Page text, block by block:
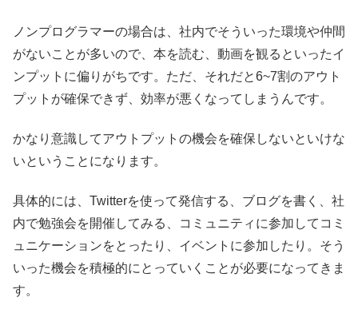
ノンプログラマーの場合は、社内でそういった環境や仲間
がないことが多いので、本を読む、動画を観るといったイ
ンプットに偏りがちです。ただ、それだと6~7割のアウト
プットが確保できず、効率が悪くなってしまうんです。
かなり意識してアウトプットの機会を確保しないといけな
いということになります。
具体的には、Twitterを使って発信する、ブログを書く、社
内で勉強会を開催してみる、コミュニティに参加してコミ
ュニケーションをとったり、イベントに参加したり。そう
いった機会を積極的にとっていくことが必要になってきま
す。